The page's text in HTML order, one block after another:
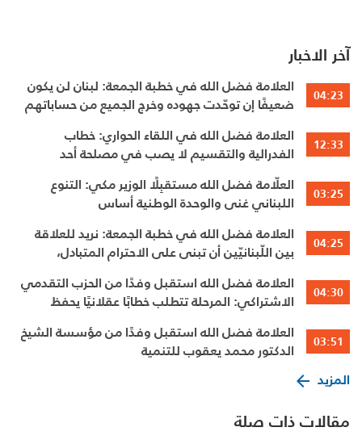
آخر الاخبار
04:23
العلامة فضل الله في خطبة الجمعة: لبنان لن يكون
ضعيفًا إن توحّدت جهوده وخرج الجميع من حساباتهم
12:33
العلامة فضل الله في اللقاء الحواري: خطاب
الفدرالية والتقسيم لا يصب في مصلحة أحد
03:25
العلّامة فضل الله مستقبِلًا الوزير مكي: التنوع
اللبناني غنى والوحدة الوطنية أساس
04:25
العلامة فضل الله في خطبة الجمعة: نريد للعلاقة
بين اللّبنانيّين أن تبنى على الاحترام المتبادل،
04:30
العلامة فضل الله استقبل وفدًا من الحزب التقدمي
الاشتراكي: المرحلة تتطلب خطابًا عقلانيًا يحفظ
03:51
العلامة فضل الله استقبل وفدًا من مؤسسة الشيخ
الدكتور محمد يعقوب للتنمية
المزيد
مقالات ذات صلة